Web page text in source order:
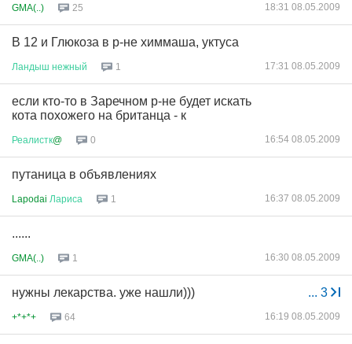
GMA(..) 25 18:31 08.05.2009
В 12 и Глюкоза в р-не химмаша, уктуса
Ландыш нежный 1 17:31 08.05.2009
если кто-то в Заречном р-не будет искать
кота похожего на британца - к
Реалистк@ 0 16:54 08.05.2009
путаница в объявлениях
Lapodai Лариса 1 16:37 08.05.2009
......
GMA(..) 1 16:30 08.05.2009
... 3
нужны лекарства. уже нашли)))
+*+*+ 64 16:19 08.05.2009